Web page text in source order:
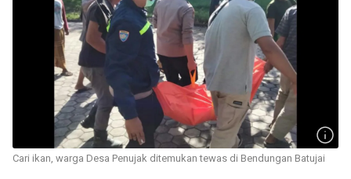
Cari ikan, warga Desa Penujak ditemukan tewas di Bendungan Batujai